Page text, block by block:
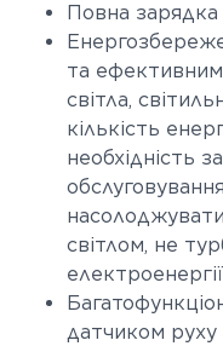
Повна
та
світла,
кількість
необхідність
світлом, не
датчиком руху